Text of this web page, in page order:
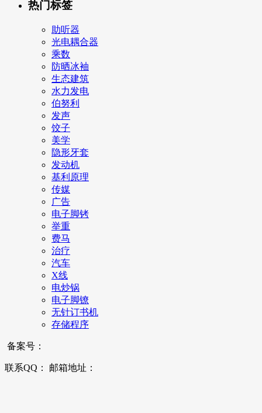
热门标签
助听器
光电耦合器
乘数
防晒冰袖
生态建筑
水力发电
伯努利
发声
饺子
美学
隐形牙套
发动机
基利原理
传媒
广告
电子脚铐
举重
费马
治疗
汽车
X线
电炒锅
电子脚镣
无针订书机
存储程序
备案号：
联系QQ： 邮箱地址：